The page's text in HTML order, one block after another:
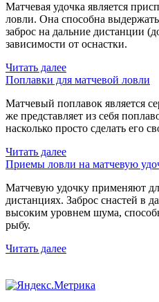
Матчевая удочка является
ловли. Она способна
заброс на дальние дистанции
зависимости от оснастки.
Читать далее
Поплавки для матчевой ловли
Матчевый поплавок является
же представляет из себя
насколько просто сделать его
Читать далее
Приемы ловли на матчевую
Матчевую удочку применяют
дистанциях. Заброс снастей в
высоким уровнем шума,
рыбу.
Читать далее